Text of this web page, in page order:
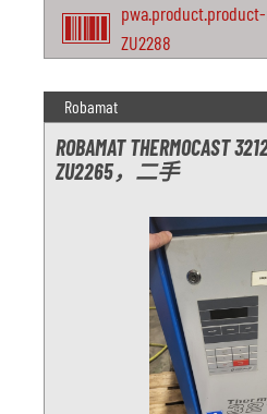
ZU2288
Robamat
ROBAMAT THERMOCAST
ZU2265，二手